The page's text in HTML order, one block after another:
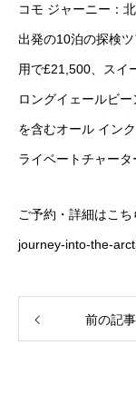
コモ ジャーニー：
出発の10泊の探検
用で£21,500、スイ
ロングイェールビ
を含むオール イン
ライベートチャータ
ご予約・詳細はこ
journey-into-the-
前の記事